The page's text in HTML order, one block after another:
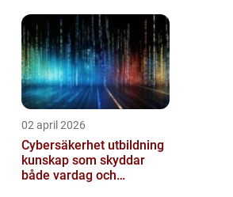
02 april 2026
Cybersäkerhet utbildning
kunskap som skyddar
både vardag och